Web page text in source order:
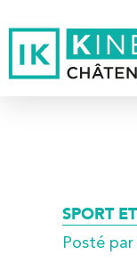
SPORT
Posté